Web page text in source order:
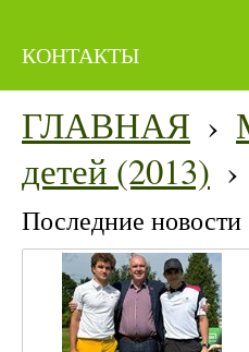
КОНТАКТЫ
ГЛАВНАЯ ›
детей (2013) ›
Последние новости